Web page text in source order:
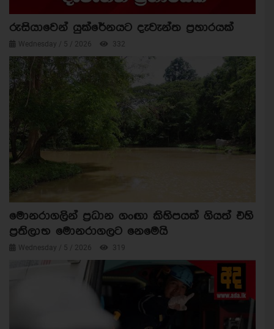
රුසියාවෙන් යුක්රේනයට දැවැන්ත ප්‍රහාරයක්
Wednesday / 5 / 2026 332
මොනරාගලින් ප්‍රධාන ගංඟා කිහිපයක් ගියත් එහි
ප්‍රතිලාභ මොනරාගලට නෙමෙයි
Wednesday / 5 / 2026 319